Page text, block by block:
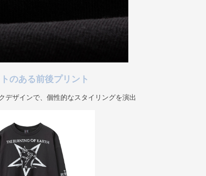
のある前後プリント
デザインで、個性的なスタイリングを演出